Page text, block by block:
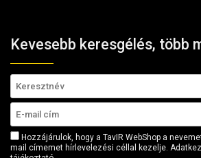
Kevesebb keresgélés, több
Hozzájárulok, hogy a TavIR WebShop a
mail címemet hírlevelezési céllal kezelje.